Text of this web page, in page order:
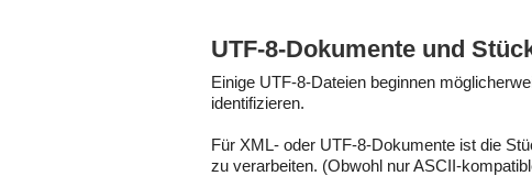
UTF-8-Dokumente und
Einige UTF-8-Dateien beginnen
identifizieren.
Für XML- oder UTF-8-Dokumente ist die
zu verarbeiten. (Obwohl nur ASCII-